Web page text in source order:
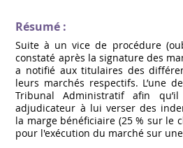
Résumé :
Suite à un vice de procédure
constaté après la signature des
a notifié aux titulaires des
leurs marchés respectifs. L’une
Tribunal Administratif afin
adjudicateur à lui verser des
la marge bénéficiaire (25 % sur le
pour l'exécution du marché sur